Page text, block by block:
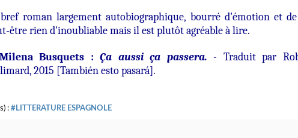
bref roman largement autobiographique, bourré d'émotion et
être rien d'inoubliable mais il est plutôt agréable à lire.
Milena Busquets : Ça aussi ça passera. - Traduit par
2015 [También esto pasará].
: #LITTERATURE ESPAGNOLE